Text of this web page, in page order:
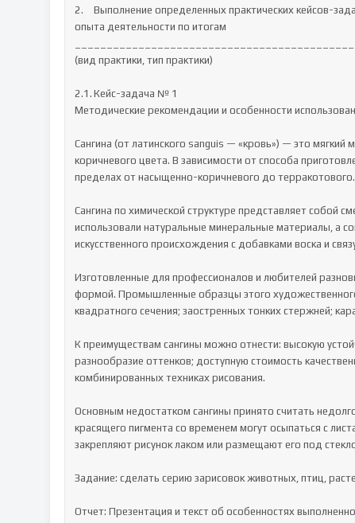
2.	Выполнение определенных практических кейсов-задач, необходимых для оценки знаний, умений, навыков и (или)
опыта деятельности по итогам
(вид практики, тип практики)
2.1.	Кейс-задача № 1
Методические рекомендации и особенности
Сангина (от латинского sanguis — «кровь») — это
коричневого цвета. В зависимости от способа
пределах от насыщенно-коричневого до терракотового.
Сангина по химической структуре представляет собой
использовали натуральные минеральные материалы, а
искусственного происхождения с добавками воска и
Изготовленные для профессионалов и любителей
формой. Промышленные образцы этого
квадратного сечения; заостренных тонких стержней;
К преимуществам сангины можно отнести: высокую
разнообразие оттенков; доступную стоимость
комбинированных техниках рисования.
Основным недостатком сангины принято считать
красящего пигмента со временем могут осыпаться с
закрепляют рисунок лаком или размещают его под
Задание: сделать серию зарисовок животных, птиц,
Отчет: Презентация и текст об особенностях